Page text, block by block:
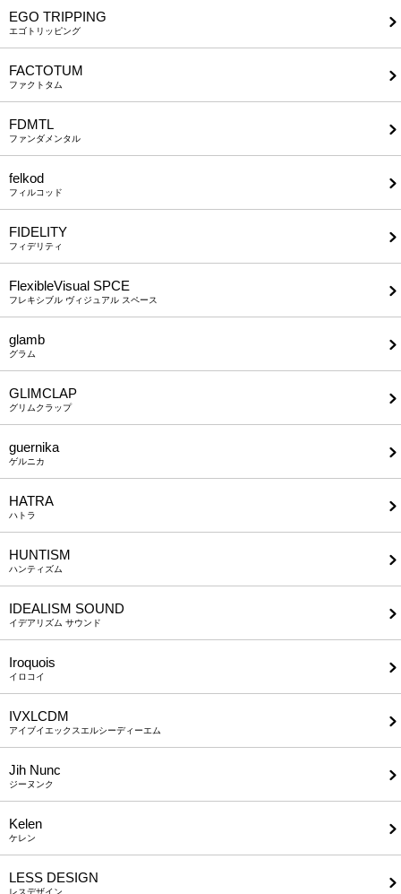
EGO TRIPPING
エゴトリッピング
FACTOTUM
ファクトタム
FDMTL
ファンダメンタル
felkod
フィルコッド
FIDELITY
フィデリティ
FlexibleVisual SPCE
フレキシブル ヴィジュアル スペース
glamb
グラム
GLIMCLAP
グリムクラップ
guernika
ゲルニカ
HATRA
ハトラ
HUNTISM
ハンティズム
IDEALISM SOUND
イデアリズム サウンド
Iroquois
イロコイ
IVXLCDM
アイブイエックスエルシーディーエム
Jih Nunc
ジーヌンク
Kelen
ケレン
LESS DESIGN
レスデザイン